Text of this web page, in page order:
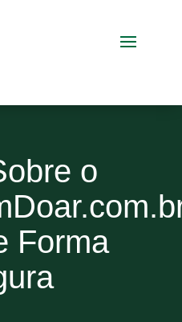
o
Forma